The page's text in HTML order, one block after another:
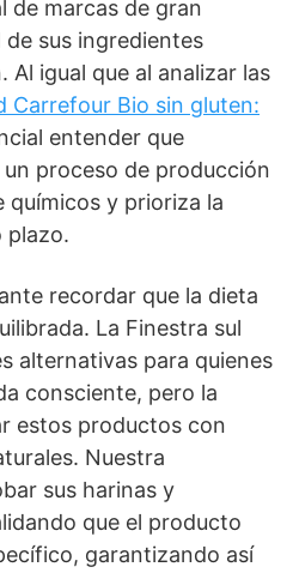
de marcas de gran
sus ingredientes
Al igual que al analizar las
Carrefour Bio sin gluten:
entender que
proceso de producción
químicos y prioriza la
plazo.
recordar que la dieta
La Finestra sul
alternativas para quienes
consciente, pero la
estos productos con
Nuestra
sus harinas y
que el producto
garantizando así